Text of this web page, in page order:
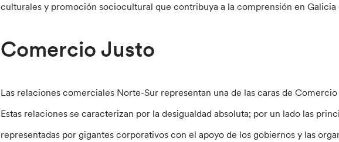
culturales y promoción sociocultural que contribuya a la comprensión en Galicia
Comercio Justo
Las relaciones comerciales Norte-Sur representan una de las caras de
Estas relaciones se caracterizan por la desigualdad absoluta; por un lado las
representadas por gigantes corporativos con el apoyo de los gobiernos y las